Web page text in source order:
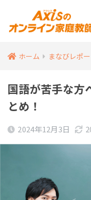
ホーム まなびレポ
国語が苦手な方
とめ！
2024年12月3日